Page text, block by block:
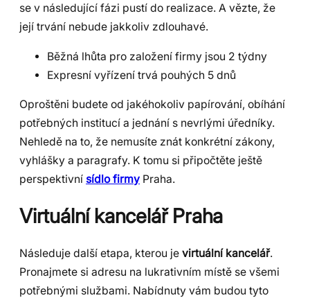
se v následující fázi pustí do realizace. A vězte, že
její trvání nebude jakkoliv zdlouhavé.
Běžná lhůta pro založení firmy jsou 2 týdny
Expresní vyřízení trvá pouhých 5 dnů
Oproštěni budete od jakéhokoliv papírování, obíhání
potřebných institucí a jednání s nevrlými úředníky.
Nehledě na to, že nemusíte znát konkrétní zákony,
vyhlášky a paragrafy. K tomu si připočtěte ještě
perspektivní sídlo firmy Praha.
Virtuální kancelář Praha
Následuje další etapa, kterou je virtuální kancelář.
Pronajmete si adresu na lukrativním místě se všemi
potřebnými službami. Nabídnuty vám budou tyto